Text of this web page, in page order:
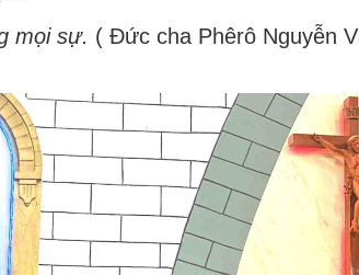
mọi sự. ( Đức cha Phêrô Nguyễn